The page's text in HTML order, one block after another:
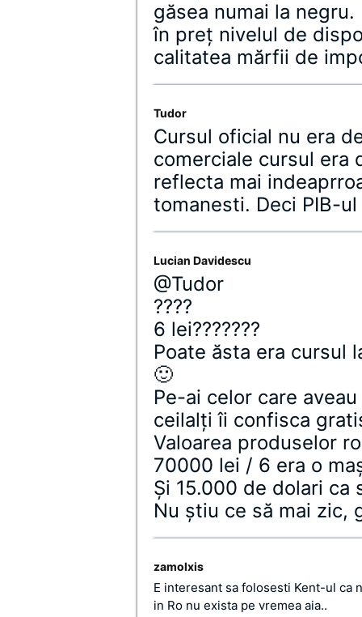
găsea numai la
în preţ nivelul de
calitatea mărfii de
Tudor
Cursul oficial nu era
comerciale cursul era
reflecta mai
tomanesti. Deci PIB-
Lucian Davidescu
@Tudor
????
6 lei???????
Poate ăsta era cursul
🙂
Pe-ai celor care
ceilalţi îi confisca
Valoarea produselor
70000 lei / 6 era o
Şi 15.000 de dolari ca
Nu ştiu ce să mai zic,
zamolxis
E interesant sa folosesti Kent-ul ca
in Ro nu exista pe vremea aia..